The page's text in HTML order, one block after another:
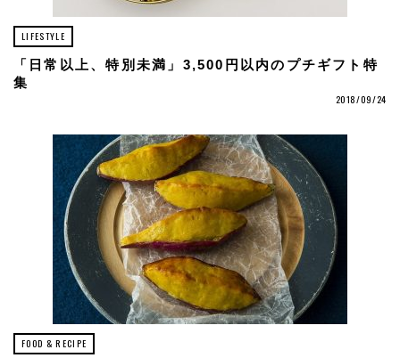
LIFESTYLE
「日常以上、特別未満」3,500円以内のプチギフト特
集
2018/09/24
FOOD & RECIPE